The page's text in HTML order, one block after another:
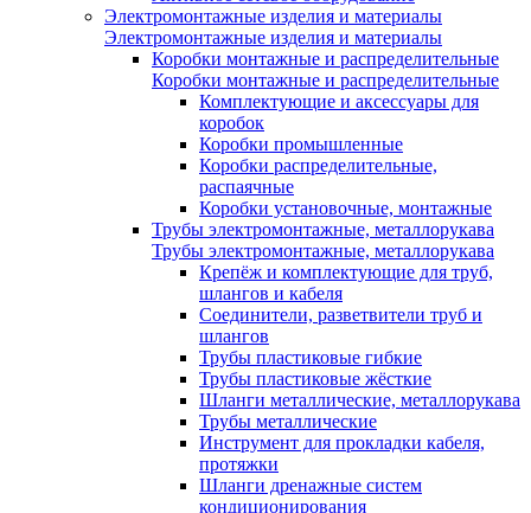
Электромонтажные изделия и материалы
Электромонтажные изделия и материалы
Коробки монтажные и распределительные
Коробки монтажные и распределительные
Комплектующие и аксессуары для
коробок
Коробки промышленные
Коробки распределительные,
распаячные
Коробки установочные, монтажные
Трубы электромонтажные, металлорукава
Трубы электромонтажные, металлорукава
Крепёж и комплектующие для труб,
шлангов и кабеля
Соединители, разветвители труб и
шлангов
Трубы пластиковые гибкие
Трубы пластиковые жёсткие
Шланги металлические, металлорукава
Трубы металлические
Инструмент для прокладки кабеля,
протяжки
Шланги дренажные систем
кондиционирования